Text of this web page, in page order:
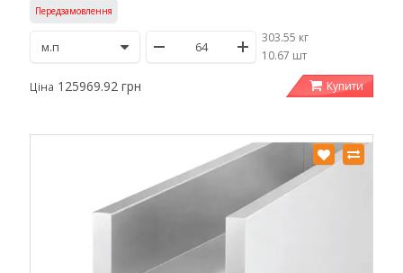
Передзамовлення
303.55 кг
/10.67 шт
Ціна 125969.92 грн Купити